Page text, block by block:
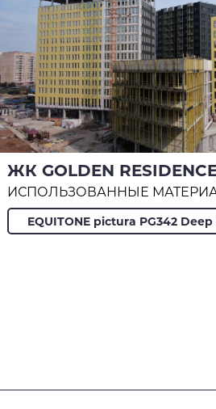
ЖК GOLDEN
ИСПОЛЬЗОВАННЫЕ
EQUITONE pictura PG342